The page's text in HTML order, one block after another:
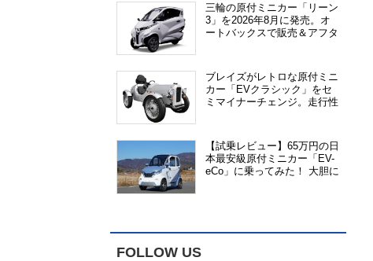
三輪の原付ミニカー「リーン
3」を2026年8月に発売。オ
ートバックスで販売＆アフタ
ブレイズがレトロな原付ミニ
カー「EVクラシック」をセ
ミマイナーチェンジ。走行性
【試乗レビュー】65万円の日
本最安級原付ミニカー「EV-
eCo」に乗ってみた！ 大胆に
FOLLOW US